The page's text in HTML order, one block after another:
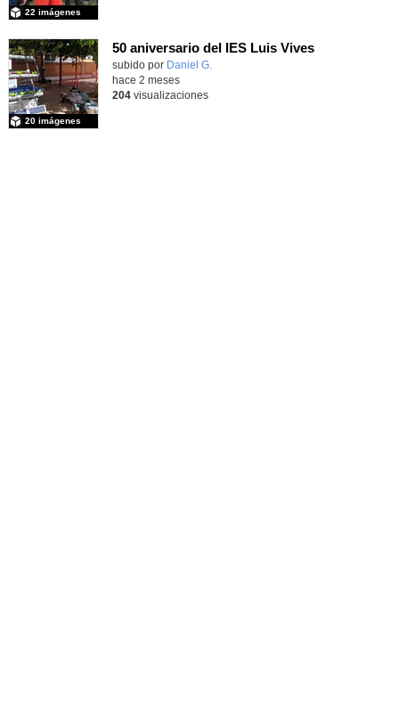
22 imágenes
50 aniversario del IES Luis Vives
subido por Daniel G.
20 imágenes
hace 2 meses
204visualizaciones